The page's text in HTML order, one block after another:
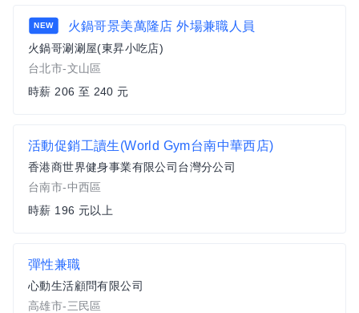
NEW 火鍋哥景美萬隆店 外場兼職人員
火鍋哥涮涮屋(東昇小吃店)
台北市-文山區
時薪 206 至 240 元
活動促銷工讀生(World Gym台南中華西店)
香港商世界健身事業有限公司台灣分公司
台南市-中西區
時薪 196 元以上
彈性兼職
心動生活顧問有限公司
高雄市-三民區